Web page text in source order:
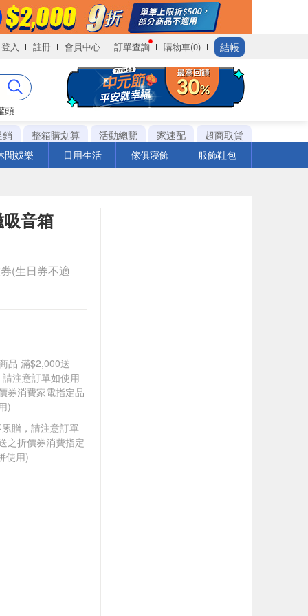
登入 註冊 會員中心 訂單查詢 購物車(0) 結帳
頭
銷
整箱購划算 活動總覽 家速配
超商取貨
閒娛樂
日用生活 傢俱寢飾 服飾鞋包
音箱
(生日券不適
品 滿$2,000送
注意訂單如使用
券消費家電指定品
)
贈，請注意訂單
之折價券消費指定
使用)